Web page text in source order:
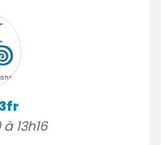
13h16